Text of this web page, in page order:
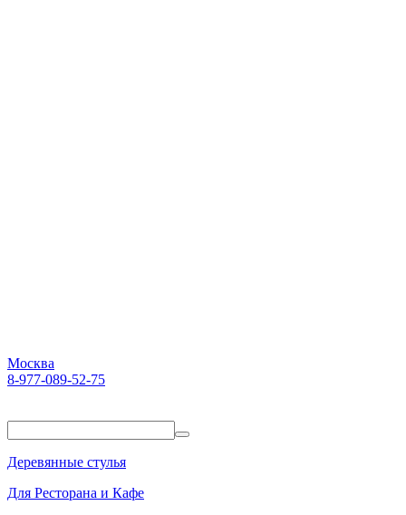
Москва
8-977-089-52-75
Деревянные стулья
Для Ресторана и Кафе